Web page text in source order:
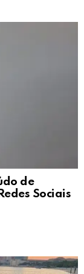
de
Sociais